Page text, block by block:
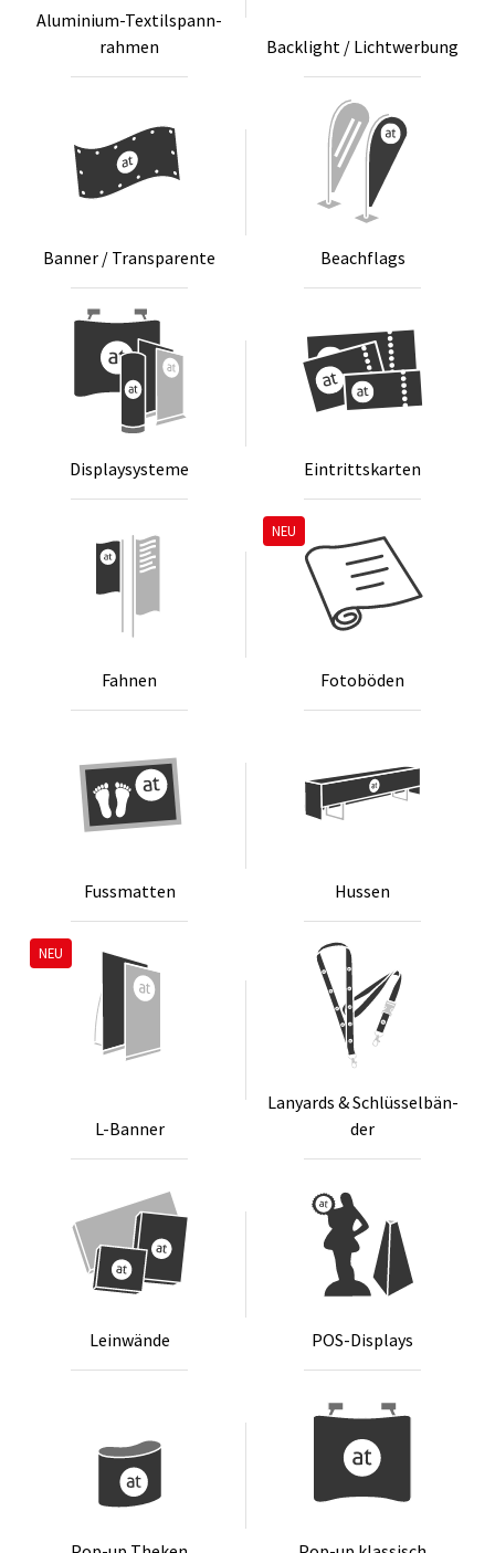
Alu­­mi­­ni­um-Tex­­til­­span­n­
rah­­men
Back­light / Licht­wer­bung
Ban­ner / Trans­pa­ren­te Beach­flags
Dis­play­sys­te­me Ein­tritts­kar­ten
Fah­nen
NEU
Fo­to­bö­den
Fu­ss­mat­ten Hus­sen
NEU
L-Ban­ner
Lanyards & Schlüs­sel­bän­
der
Lein­wän­de POS-Dis­plays